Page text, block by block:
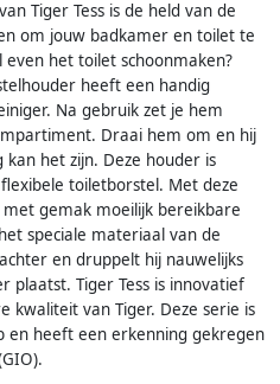
Tiger Tess is de held van de
om jouw badkamer en toilet te
het toilet schoonmaken?
heeft een handig
Na gebruik zet je hem
Draai hem om en hij
het zijn. Deze houder is
toiletborstel. Met deze
gemak moeilijk bereikbare
speciale materiaal van de
en druppelt hij nauwelijks
plaatst. Tiger Tess is innovatief
kwaliteit van Tiger. Deze serie is
en heeft een erkenning gekregen